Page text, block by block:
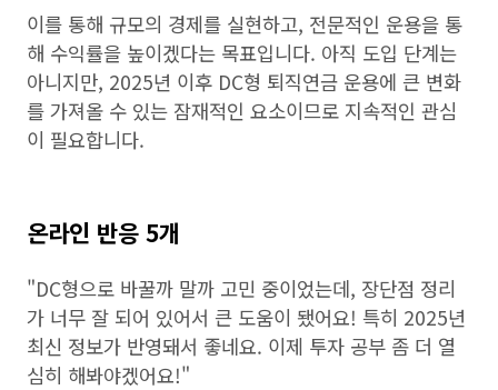
이를 통해 규모의 경제를 실현하고, 전문적인 운용을 통
해 수익률을 높이겠다는 목표입니다. 아직 도입 단계는
아니지만, 2025년 이후 DC형 퇴직연금 운용에 큰 변화
를 가져올 수 있는 잠재적인 요소이므로 지속적인 관심
이 필요합니다.
온라인 반응 5개
"DC형으로 바꿀까 말까 고민 중이었는데, 장단점 정리
가 너무 잘 되어 있어서 큰 도움이 됐어요! 특히 2025년
최신 정보가 반영돼서 좋네요. 이제 투자 공부 좀 더 열
심히 해봐야겠어요!"